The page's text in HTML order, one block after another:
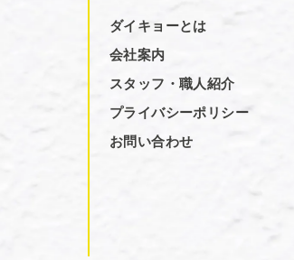
ダイキョーとは
会社案内
スタッフ・職人紹介
プライバシーポリシー
お問い合わせ